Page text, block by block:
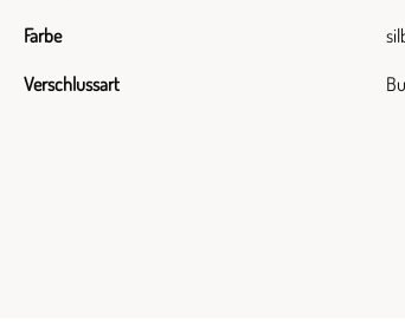
Farbe
Verschlussart